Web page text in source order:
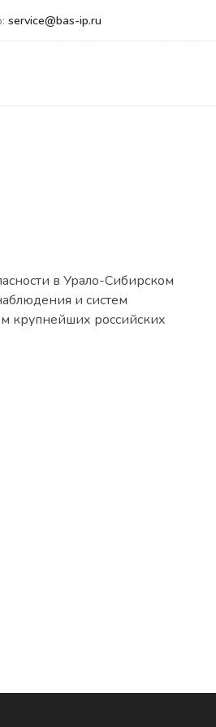
service@bas-ip.ru
в Урало-Сибирском
и систем
крупнейших российских